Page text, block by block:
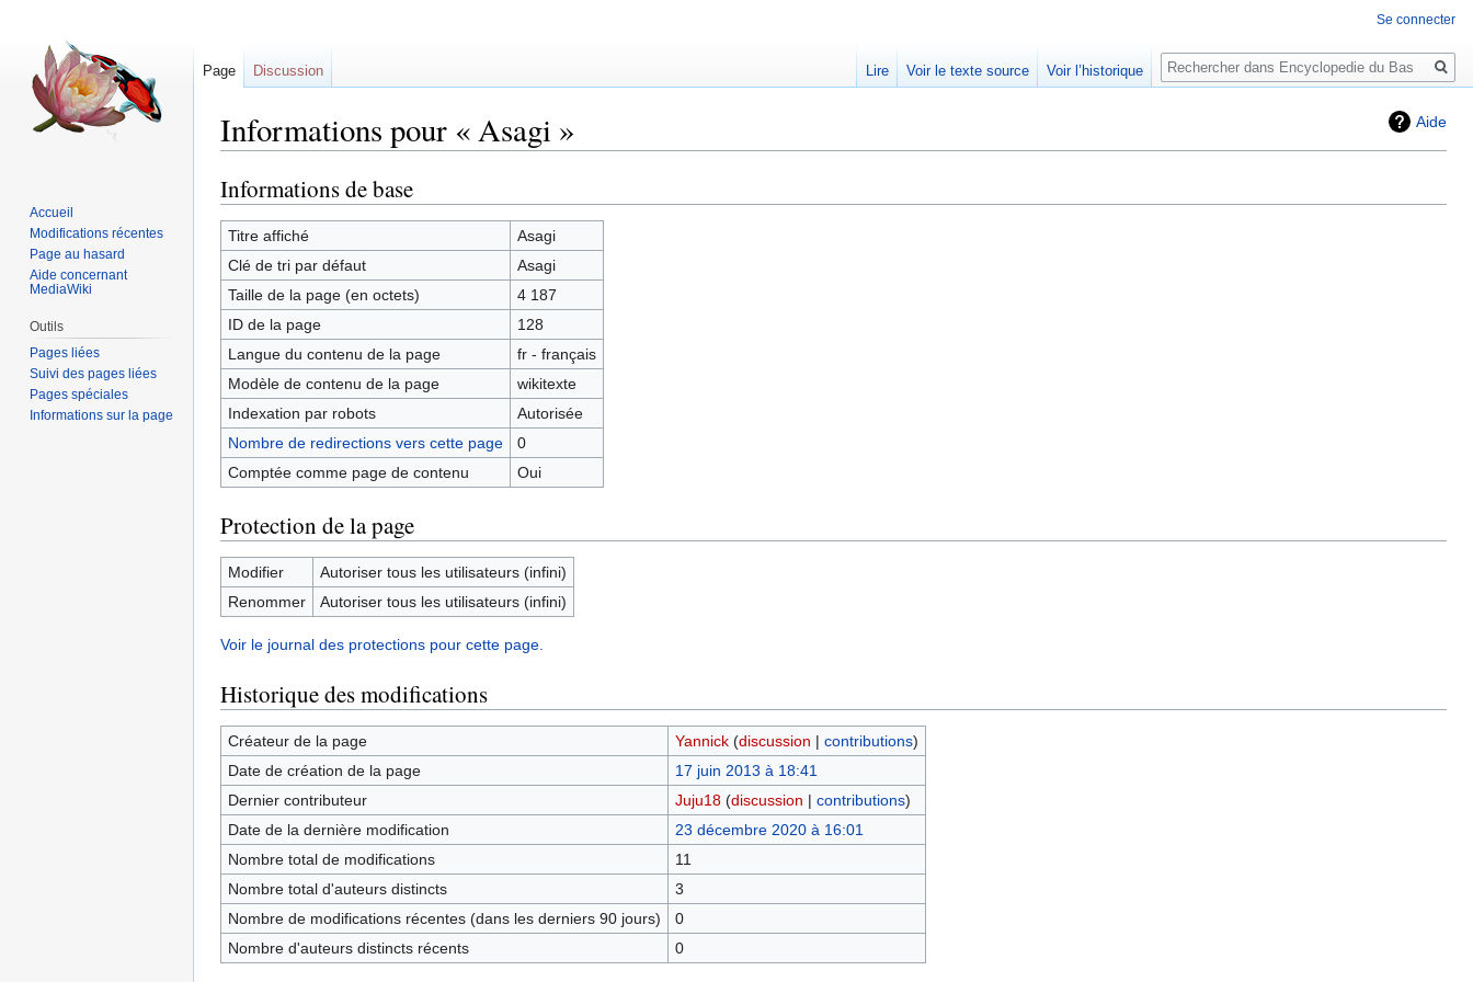
Aide
Informations pour « Asagi »
Sauter
à
la
navigation
Sauter
à
la
recherche
Informations de base
Titre affiché
Asagi
Clé de tri par défaut
Asagi
Taille de la page (en octets)
4 187
ID de la page
128
Langue du contenu de la page
fr - français
Modèle de contenu de la page
wikitexte
Indexation par robots
Autorisée
Nombre de redirections vers cette page
0
Comptée comme page de contenu
Oui
Protection de la page
Modifier
Autoriser tous les utilisateurs (infini)
Renommer
Autoriser tous les utilisateurs (infini)
Voir le journal des protections pour cette page.
Historique des modifications
Créateur de la page Yannick (discussion | contributions)
Date de création de la page
17 juin 2013 à 18:41
Dernier contributeur
Juju18 (discussion | contributions)
Date de la dernière modification
23 décembre 2020 à 16:01
Nombre total de modifications
11
Nombre total d'auteurs distincts
3
Nombre de modifications récentes (dans les derniers 90 jours)
0
Nombre d'auteurs distincts récents
0
Se connecter
Page Discussion Lire Voir le texte source Voir l’historique
Rechercher
Accueil
Modifications récentes
Page au hasard
Aide concernant
MediaWiki
Outils
Pages liées
Suivi des pages liées
Pages spéciales
Informations sur la page